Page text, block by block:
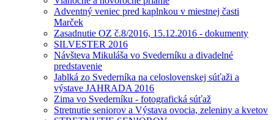
Adventný veniec pred kaplnkou v miestnej časti
Marček
Zasadnutie OZ č.8/2016, 15.12.2016 - dokumenty
SILVESTER 2016
Návšteva Mikuláša vo Svederníku a divadelné
predstavenie
Jablká zo Svederníka na celoslovenskej súťaži a
výstave JAHRADA 2016
Zima vo Svederníku - fotografická súťaž
Stretnutie seniorov a Výstava ovocia, zeleniny a kvetov